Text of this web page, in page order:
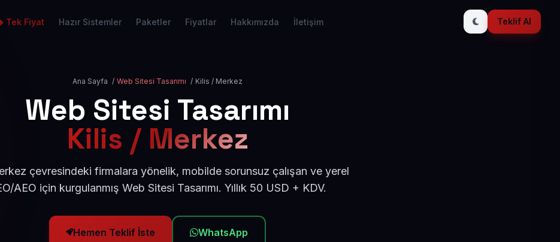
Tek Fiyat Hazır Sistemler Paketler Fiyatlar Hakkımızda İletişim Teklif Al
Ana Sayfa / Web Sitesi Tasarımı / Kilis / Merkez
Web Sitesi Tasarımı
Kilis / Merkez
çevresindeki firmalara yönelik, mobilde sorunsuz çalışan ve yerel
AEO için kurgulanmış Web Sitesi Tasarımı. Yıllık 50 USD + KDV.
Hemen Teklif İste WhatsApp